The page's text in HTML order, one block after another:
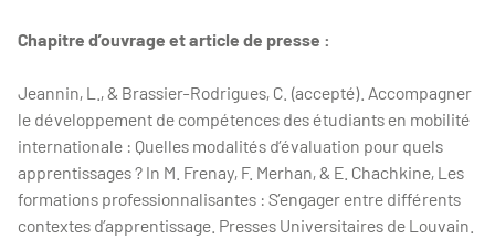
Chapitre d’ouvrage et article de presse :
Jeannin, L., & Brassier-Rodrigues, C. (accepté). Accompagner
le développement de compétences des étudiants en mobilité
internationale : Quelles modalités d’évaluation pour quels
apprentissages ? In M. Frenay, F. Merhan, & E. Chachkine, Les
formations professionnalisantes : S’engager entre différents
contextes d’apprentissage. Presses Universitaires de Louvain.